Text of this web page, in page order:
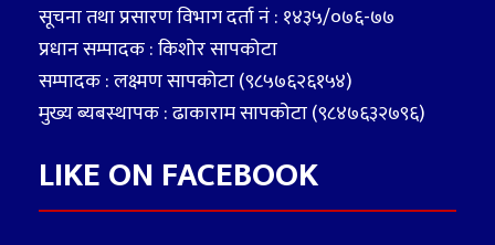
सूचना तथा प्रसारण विभाग दर्ता नं : १४३५/०७६-७७
प्रधान सम्पादक : किशोर सापकोटा
सम्पादक : लक्ष्मण सापकोटा (९८५७६२६१५४)
मुख्य ब्यबस्थापक : ढाकाराम सापकोटा (९८४७६३२७९६)
LIKE ON FACEBOOK